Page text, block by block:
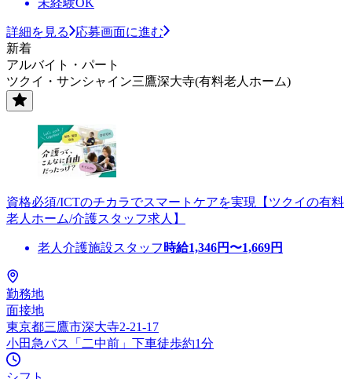
詳細を見る
応募画面に進む
新着
アルバイト・パート
ツクイ・サンシャイン三鷹深大寺(有料老人ホーム)
資格必須/ICTのチカラでスマートケアを実現【ツクイの有料
老人ホーム/介護スタッフ求人】
老人介護施設スタッフ 時給1,346円〜1,669円
勤務地
面接地
東京都三鷹市深大寺2-21-17
小田急バス「二中前」下車徒歩約1分